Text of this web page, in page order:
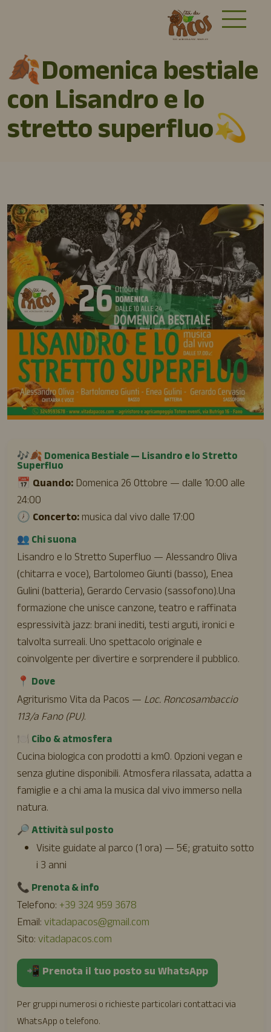
🍂Domenica bestiale
con Lisandro e lo
stretto superfluo💫
🎶🍂 Domenica Bestiale — Lisandro e lo Stretto
Superfluo
📅 Quando: Domenica 26 Ottobre — dalle 10:00 alle
24:00
🕖 Concerto:musica dal vivo dalle 17:00
👥 Chi suona
Lisandro e lo Stretto Superfluo — Alessandro Oliva
(chitarra e voce), Bartolomeo Giunti (basso), Enea
Gulini (batteria), Gerardo Cervasio (sassofono).Una
formazione che unisce canzone, teatro e raffinata
espressività jazz: brani inediti, testi arguti, ironici e
talvolta surreali. Uno spettacolo originale e
coinvolgente per divertire e sorprendere il pubblico.
📍 Dove
Agriturismo Vita da Pacos — Loc. Roncosambaccio
113/a Fano (PU).
🍽️ Cibo & atmosfera
Cucina biologica con prodotti a km0. Opzioni vegan e
senza glutine disponibili. Atmosfera rilassata, adatta a
famiglie e a chi ama la musica dal vivo immerso nella
natura.
🔎 Attività sul posto
Visite guidate al parco (1 ora) — 5€; gratuito sotto
i 3 anni
📞 Prenota & info
Telefono: +39 324 959 3678
Email:vitadapacos@gmail.com
Sito:vitadapacos.com
📲 Prenota il tuo posto su WhatsApp
Per gruppi numerosi o richieste particolari contattaci via
WhatsApp o telefono.